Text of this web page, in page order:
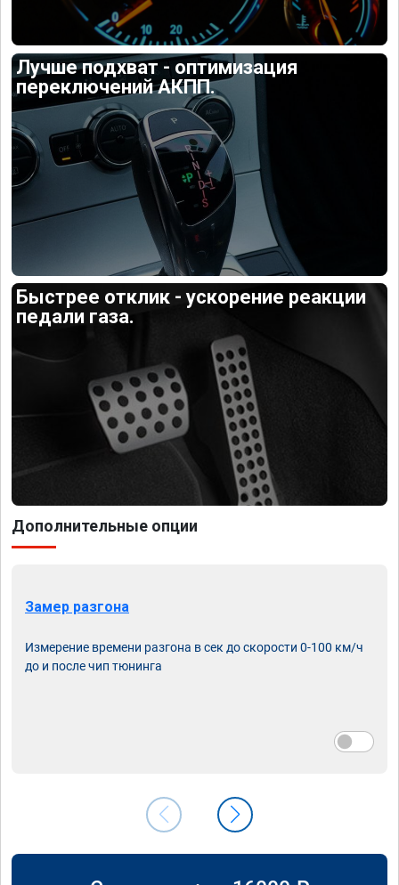
Лучше подхват - оптимизация
переключений АКПП.
Быстрее отклик - ускорение реакции
педали газа.
Дополнительные опции
Замер разгона
Измерение времени разгона в сек до скорости 0-100 км/ч
до и после чип тюнинга